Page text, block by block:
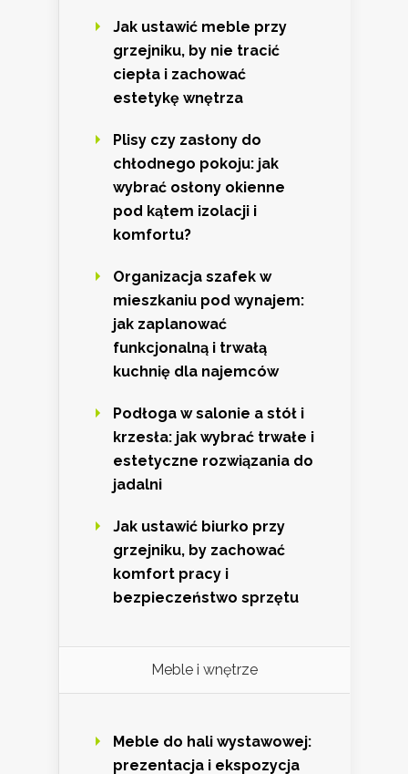
Jak ustawić meble przy
grzejniku, by nie tracić
ciepła i zachować
estetykę wnętrza
Plisy czy zasłony do
chłodnego pokoju: jak
wybrać osłony okienne
pod kątem izolacji i
komfortu?
Organizacja szafek w
mieszkaniu pod wynajem:
jak zaplanować
funkcjonalną i trwałą
kuchnię dla najemców
Podłoga w salonie a stół i
krzesła: jak wybrać trwałe i
estetyczne rozwiązania do
jadalni
Jak ustawić biurko przy
grzejniku, by zachować
komfort pracy i
bezpieczeństwo sprzętu
Meble i wnętrze
Meble do hali wystawowej:
prezentacja i ekspozycja